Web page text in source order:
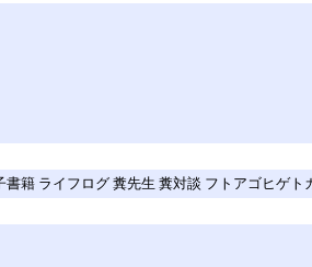
書籍 ライフログ 糞先生 糞対談 フトアゴヒゲ